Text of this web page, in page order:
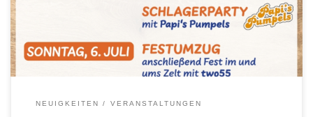
das Doppeljubiläum am Wochenende von 4. bis 6. Juli groß
begangen. Mit einem abwechslungsreichen Programm […]
NEUIGKEITEN VERANSTALTUNGEN